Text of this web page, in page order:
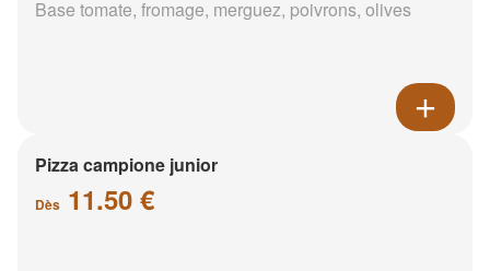
Base tomate, fromage, merguez, poivrons, olives
Pizza campione junior
Dès 11.50 €